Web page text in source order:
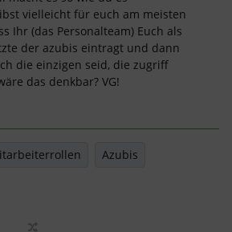
vielleicht für euch am meisten
Ihr (das Personalteam) Euch als
der azubis eintragt und dann
die einzigen seid, die zugriff
das denkbar? VG!
Azubis